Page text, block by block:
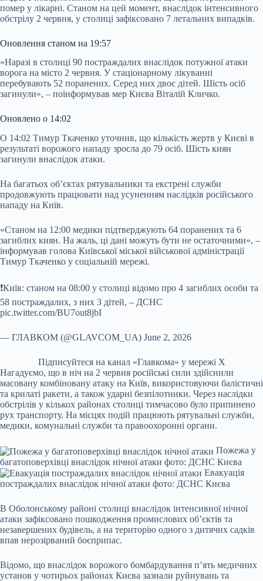
помер у лікарні. Станом на цей момент, внаслідок інтенсивного
обстрілу 2 червня, у столиці зафіксовано 7 летальних випадків.
Оновлення станом на 19:57
«Наразі в столиці 90 постраждалих внаслідок потужної атаки
ворога на місто 2 червня. У стаціонарному лікуванні
перебувають 52 поранених. Серед них двоє дітей. Шість осіб
загинули», – поінформував мер Києва Віталій Кличко.
Оновлено о 14:02
О 14:02 Тимур Ткаченко уточнив, що кількість жертв у Києві в
результаті ворожого нападу зросла до 79 осіб. Шість киян
загинули внаслідок атаки.
На багатьох об’єктах рятувальники та екстрені служби
продовжують працювати над усуненням наслідків російського
нападу на Київ.
«Станом на 12:00 медики підтверджують 64 поранених та 6
загиблих киян. На жаль, ці дані можуть бути не остаточними», –
інформував голова Київської міської військової адміністрації
Тимур Ткаченко у соціальній мережі.
❗️Київ: станом на 08:00 у столиці відомо про 4 загиблих особи та
58 постраждалих, з них 3 дітей, – ДСНС
pic.twitter.com/BU7out8jbI
— ГЛАВКОМ (@GLAVCOM_UA) June 2, 2026
Підписуйтеся на канал «Главкома» у мережі Х
Нагадуємо, що в ніч на 2 червня російські сили здійснили
масовану комбіновану атаку на Київ, використовуючи балістичні
та крилаті ракети, а також ударні безпілотники. Через наслідки
обстрілів у кількох районах столиці тимчасово було припинено
рух транспорту. На місцях подій працюють рятувальні служби,
медики, комунальні служби та правоохоронні органи.
Пожежа у
багатоповерхівці внаслідок нічної атаки фото: ДСНС Києва
Евакуація
постраждалих внаслідок нічної атаки фото: ДСНС Києва
В Оболонському районі столиці внаслідок інтенсивної нічної
атаки зафіксовано пошкодження промислових об’єктів та
незавершених будівель, а на територію одного з дитячих садків
впав нерозірваний боєприпас.
Відомо, що внаслідок ворожого бомбардування п’ять медичних
установ у чотирьох районах Києва зазнали руйнувань та